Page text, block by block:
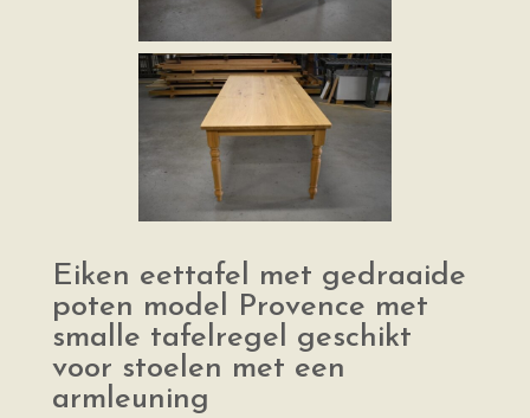
Eiken eettafel met gedraaide
poten model Provence met
smalle tafelregel geschikt
voor stoelen met een
armleuning